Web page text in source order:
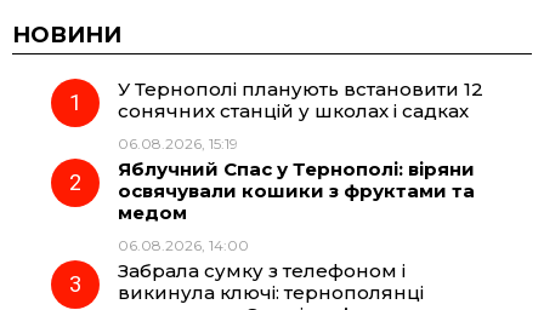
c
e
o
o
e
g
a
t
p
НОВИНИ
У Тернополі планують встановити 12
сонячних станцій у школах і садках
06.08.2026, 15:19
Яблучний Спас у Тернополі: віряни
освячували кошики з фруктами та
медом
06.08.2026, 14:00
Забрала сумку з телефоном і
викинула ключі: тернополянці